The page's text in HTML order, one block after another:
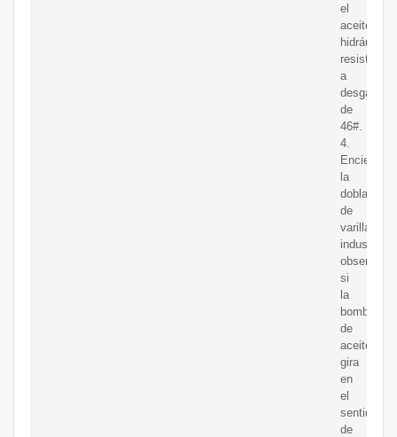
el
aceite
hidráulico
resistente
a
desgastar
de
46#.
4.
Encienda
la
dobladora
de
varilla
industrialy
observe
si
la
bomba
de
aceite
gira
en
el
sentido
de